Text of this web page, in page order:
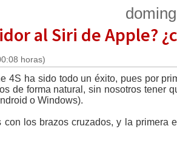
al Siri de Apple?
horas)
4S ha sido todo un éxito, pues por
de forma natural, sin nosotros tener
o Windows).
los brazos cruzados, y la primera